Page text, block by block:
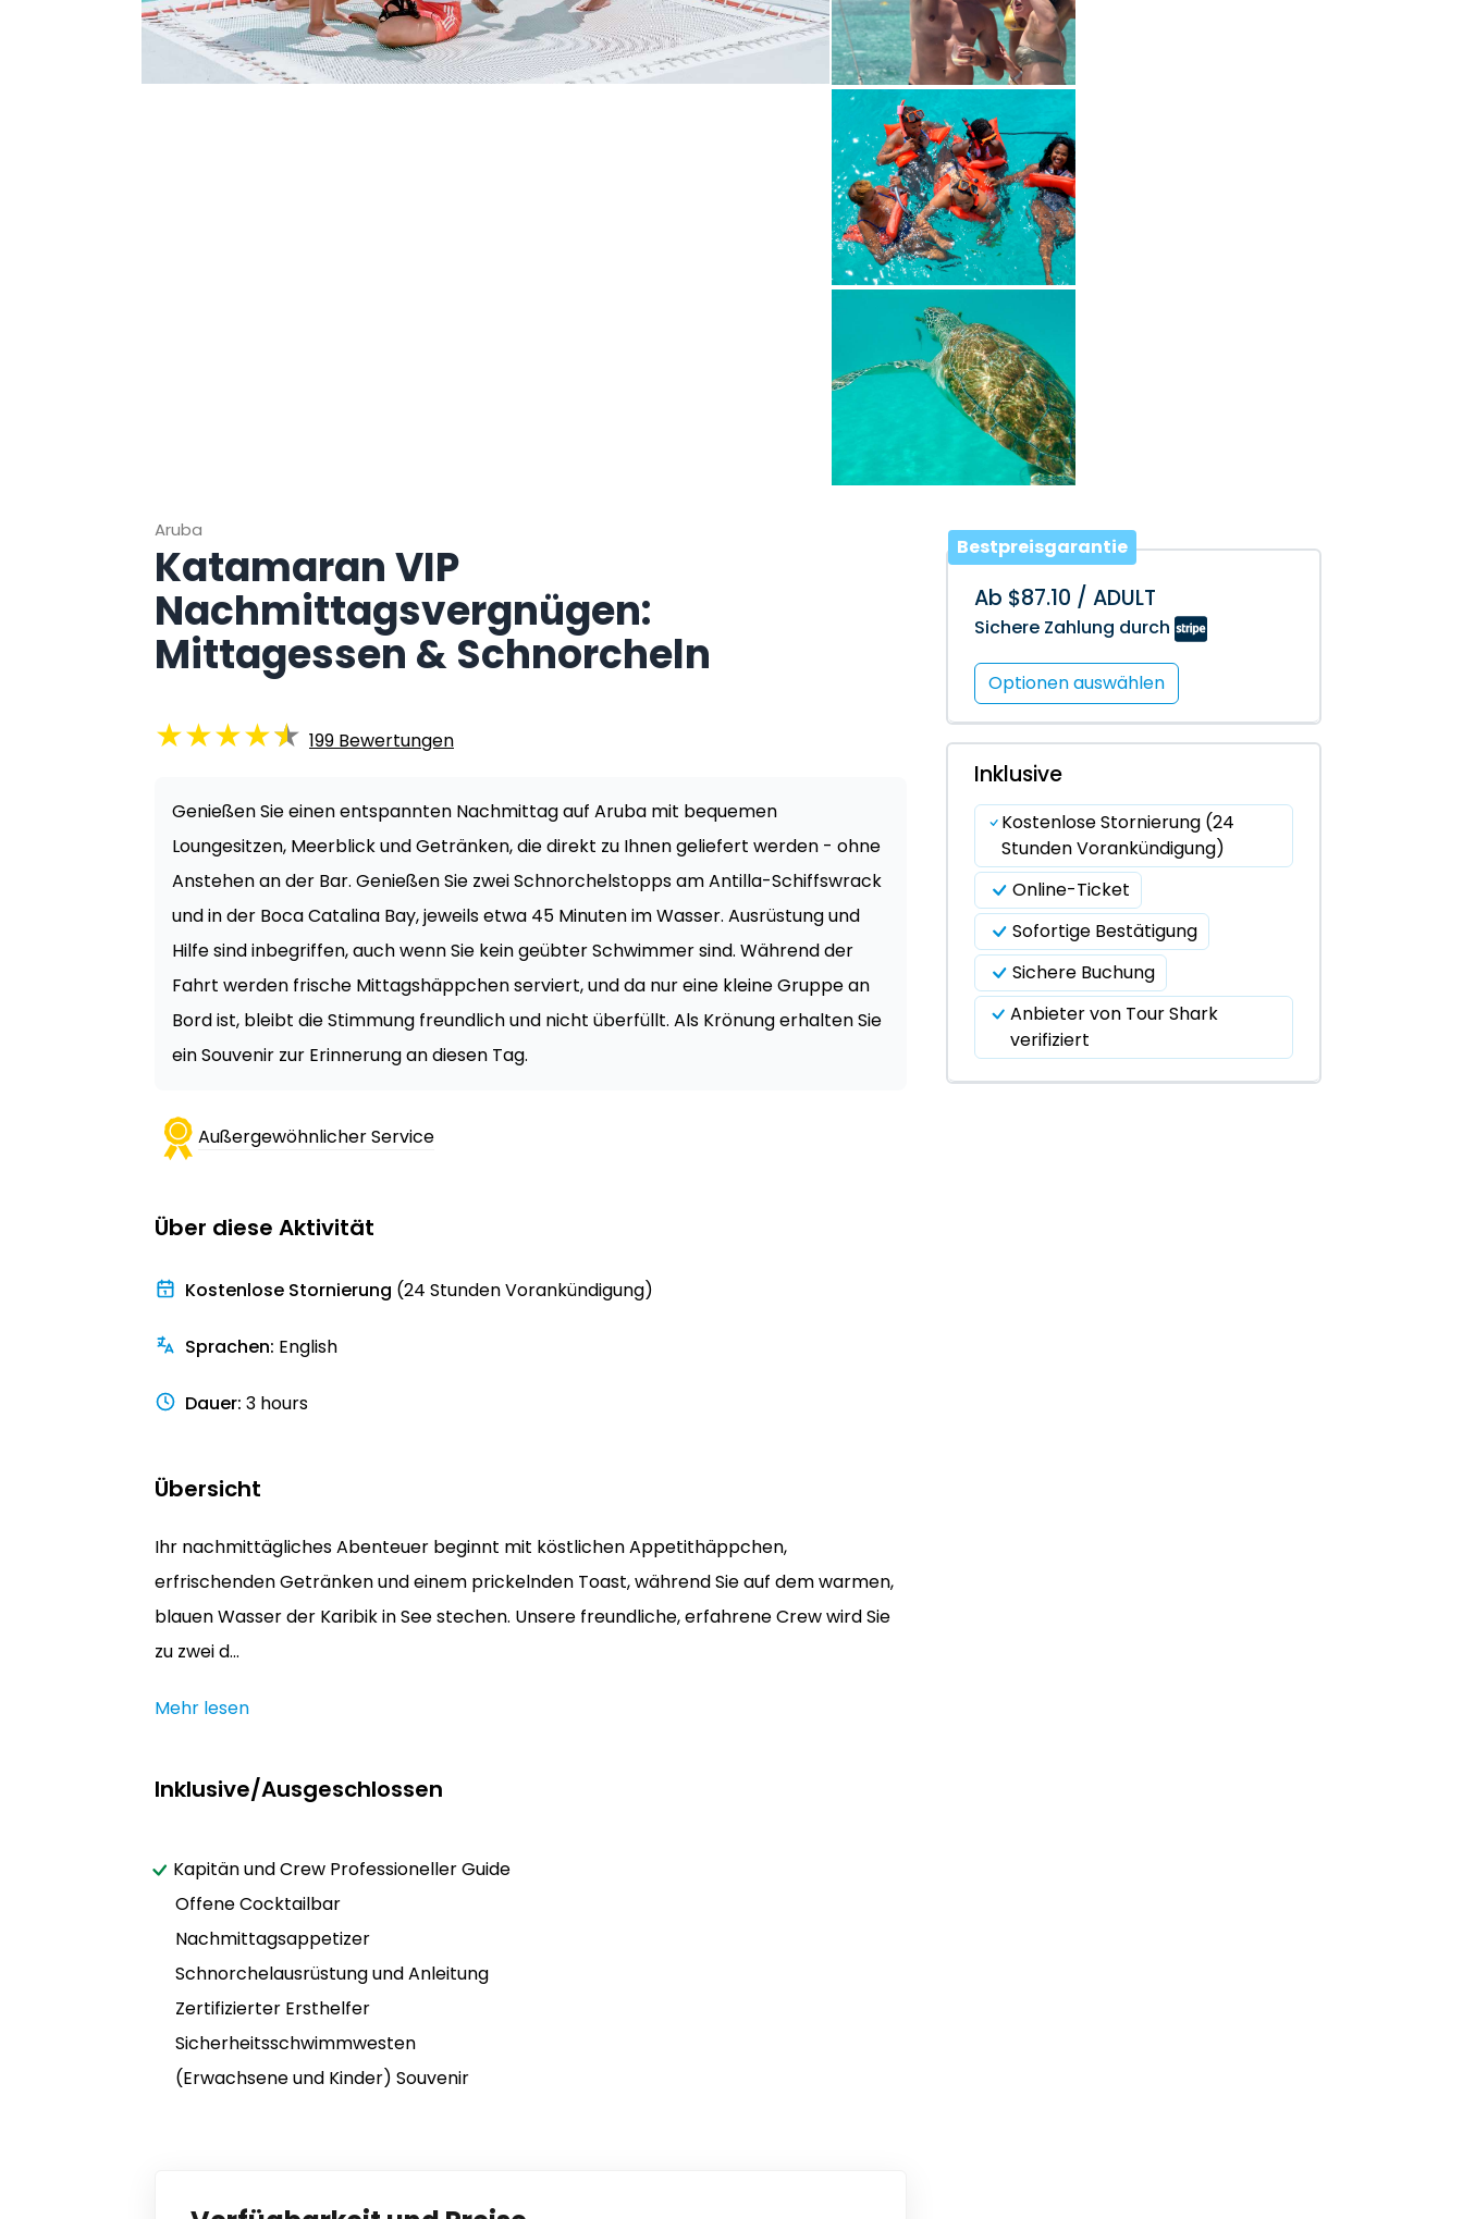
Aruba
Katamaran VIP
Nachmittagsvergnügen:
Mittagessen & Schnorcheln
★★★★★ 199 Bewertungen
Genießen Sie einen entspannten Nachmittag auf Aruba mit bequemen
Loungesitzen, Meerblick und Getränken, die direkt zu Ihnen geliefert werden - ohne
Anstehen an der Bar. Genießen Sie zwei Schnorchelstopps am Antilla-Schiffswrack
und in der Boca Catalina Bay, jeweils etwa 45 Minuten im Wasser. Ausrüstung und
Hilfe sind inbegriffen, auch wenn Sie kein geübter Schwimmer sind. Während der
Fahrt werden frische Mittagshäppchen serviert, und da nur eine kleine Gruppe an
Bord ist, bleibt die Stimmung freundlich und nicht überfüllt. Als Krönung erhalten Sie
ein Souvenir zur Erinnerung an diesen Tag.
Außergewöhnlicher Service
Über diese Aktivität
Kostenlose Stornierung (24 Stunden Vorankündigung)
Sprachen: English
Dauer: 3 hours
Übersicht
Ihr nachmittägliches Abenteuer beginnt mit köstlichen Appetithäppchen,
erfrischenden Getränken und einem prickelnden Toast, während Sie auf dem warmen,
blauen Wasser der Karibik in See stechen. Unsere freundliche, erfahrene Crew wird Sie
zu zwei d...
Mehr lesen
Inklusive/Ausgeschlossen
Kapitän und Crew Professioneller Guide
Offene Cocktailbar
Nachmittagsappetizer
Schnorchelausrüstung und Anleitung
Zertifizierter Ersthelfer
Sicherheitsschwimmwesten
(Erwachsene und Kinder) Souvenir
Bestpreisgarantie
Ab $87.10 / ADULT
Sichere Zahlung durch
Optionen auswählen
Inklusive
Kostenlose Stornierung (24
Stunden Vorankündigung)
Online-Ticket
Sofortige Bestätigung
Sichere Buchung
Anbieter von Tour Shark
verifiziert